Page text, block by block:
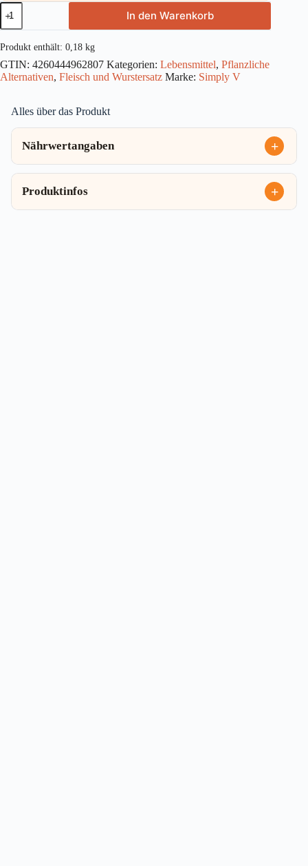
Simply
V
Pizza
gerieben
180g
Menge
In den Warenkorb
Produkt enthält: 0,18 kg
GTIN: 4260444962807 Kategorien: Lebensmittel, Pflanzliche
Alternativen, Fleisch und Wurstersatz Marke: Simply V
Alles über das Produkt
Nährwertangaben
Produktinfos